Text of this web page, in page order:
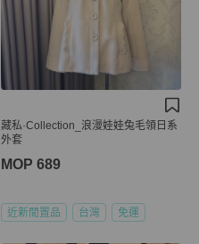
藏私·Collection_浪漫娃娃兔毛領日系
外套
MOP 689
近新閒置品 台灣 免運